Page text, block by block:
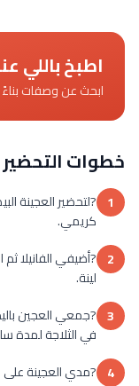
اطبخ باللي
ابحث عن وصفات
خطوات التحضير
1 ?لتحضير العجينة
كريمي.
2
لينة.
3 ?جمعي العجين
في الثلاجة لمدة
4 ?مدي العجينة